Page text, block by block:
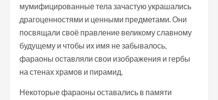
мумифицированные тела зачастую украшались
драгоценностями и ценными предметами. Они
посвящали своё правление великому славному
будущему и чтобы их имя не забывалось,
фараоны оставляли свои изображения и гербы
на стенах храмов и пирамид.
Некоторые фараоны оставались в памяти